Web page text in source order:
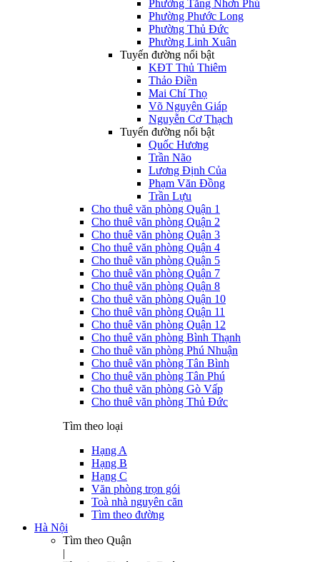
Phường Tăng Nhơn Phú
Phường Phước Long
Phường Thủ Đức
Phường Linh Xuân
Tuyến đường nổi bật
KĐT Thủ Thiêm
Thảo Điền
Mai Chí Thọ
Võ Nguyên Giáp
Nguyễn Cơ Thạch
Tuyến đường nổi bật
Quốc Hương
Trần Não
Lương Định Của
Phạm Văn Đồng
Trần Lựu
Cho thuê văn phòng Quận 1
Cho thuê văn phòng Quận 2
Cho thuê văn phòng Quận 3
Cho thuê văn phòng Quận 4
Cho thuê văn phòng Quận 5
Cho thuê văn phòng Quận 7
Cho thuê văn phòng Quận 8
Cho thuê văn phòng Quận 10
Cho thuê văn phòng Quận 11
Cho thuê văn phòng Quận 12
Cho thuê văn phòng Bình Thạnh
Cho thuê văn phòng Phú Nhuận
Cho thuê văn phòng Tân Bình
Cho thuê văn phòng Tân Phú
Cho thuê văn phòng Gò Vấp
Cho thuê văn phòng Thủ Đức
Tìm theo loại
Hạng A
Hạng B
Hạng C
Văn phòng trọn gói
Toà nhà nguyên căn
Tìm theo đường
Hà Nội
Tìm theo Quận
|